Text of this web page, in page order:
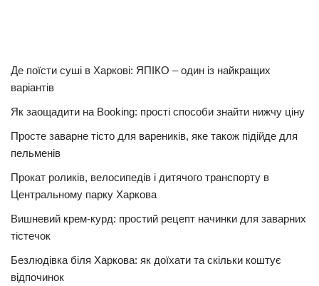
Де поїсти суші в Харкові: ЯПІКО – один із найкращих
варіантів
Як заощадити на Booking: прості способи знайти нижчу ціну
Просте заварне тісто для вареників, яке також підійде для
пельменів
Прокат роликів, велосипедів і дитячого транспорту в
Центральному парку Харкова
Вишневий крем-курд: простий рецепт начинки для заварних
тістечок
Безлюдівка біля Харкова: як доїхати та скільки коштує
відпочинок